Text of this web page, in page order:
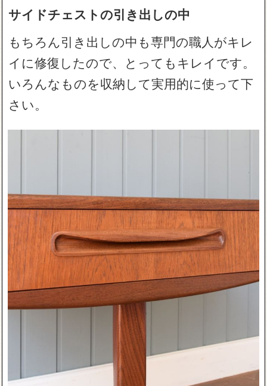
サイドチェストの引き出しの中
もちろん引き出しの中も専門の職人がキレ
イに修復したので、とってもキレイです。
いろんなものを収納して実用的に使って下
さい。